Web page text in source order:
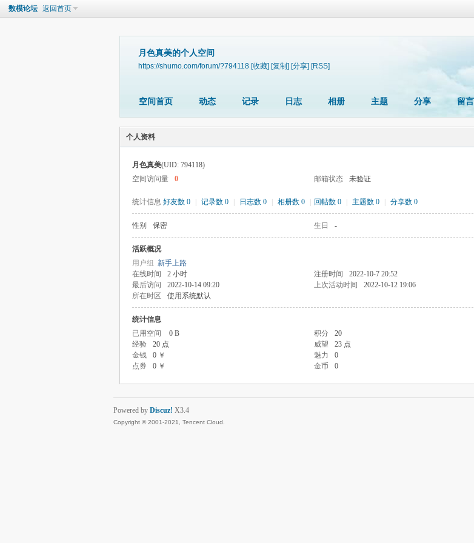
数模论坛 返回首页
月色真美的个人空间
https://shumo.com/forum/?794118 [收藏] [复制] [分享] [RSS]
空间首页 动态 记录 日志 相册 主题 分享 留
个人资料
月色真美(UID: 794118)
空间访问量
0 邮箱状态 未验证
统计信息 好友数 0 记录数 0 日志数 0 相册数 0 回帖数 0 主题数 0 分享数 0
性别 保密 生日 -
活跃概况
用户组 新手上路
在线时间
2 小时 注册时间
2022-10-7 20:52
最后访问
2022-10-14 09:20 上次活动时间
2022-10-12 19:06
所在时区
使用系统默认
统计信息
已用空间
0 B 积分
20
经验
20 点 威望
23 点
金钱
0 ￥ 魅力
0
点券
0 ￥ 金币 0
Powered by Discuz! X3.4
Copyright © 2001-2021, Tencent Cloud.